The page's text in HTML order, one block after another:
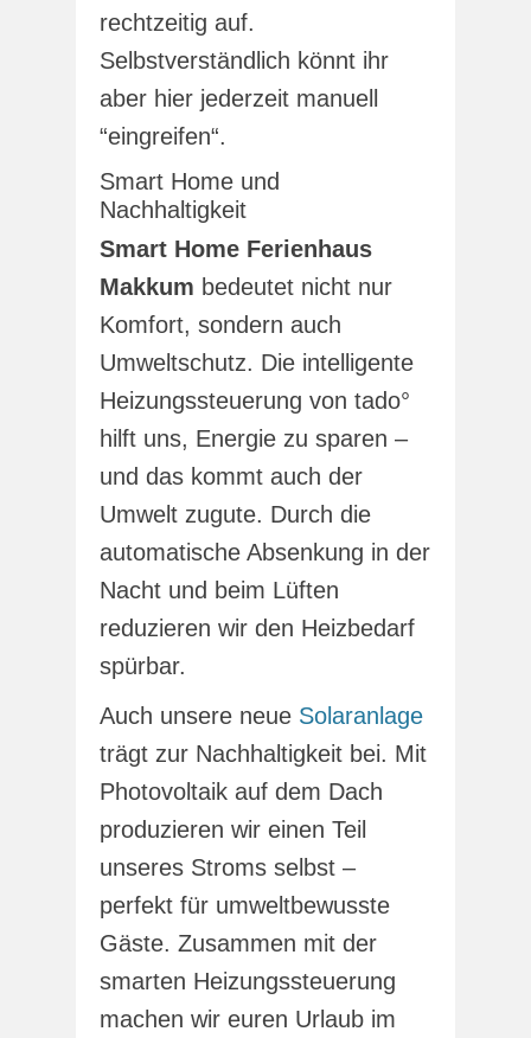
rechtzeitig auf.
Selbstverständlich könnt ihr
aber hier jederzeit manuell
“eingreifen“.
Smart Home und
Nachhaltigkeit
Smart Home Ferienhaus
Makkum bedeutet nicht nur
Komfort, sondern auch
Umweltschutz. Die intelligente
Heizungssteuerung von tado°
hilft uns, Energie zu sparen –
und das kommt auch der
Umwelt zugute. Durch die
automatische Absenkung in der
Nacht und beim Lüften
reduzieren wir den Heizbedarf
spürbar.
Auch unsere neue Solaranlage
trägt zur Nachhaltigkeit bei. Mit
Photovoltaik auf dem Dach
produzieren wir einen Teil
unseres Stroms selbst –
perfekt für umweltbewusste
Gäste. Zusammen mit der
smarten Heizungssteuerung
machen wir euren Urlaub im